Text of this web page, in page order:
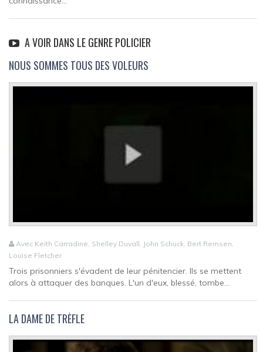
A VOIR DANS LE GENRE POLICIER
NOUS SOMMES TOUS DES VOLEURS
Avec Keith Carradine, Shelley Duvall, John Schuck, Bert Remsen,
Louise Fletcher
Trois prisonniers s'évadent de leur pénitencier. Ils se mettent
alors à attaquer des banques. L'un d'eux, blessé, tombe...
LA DAME DE TRÈFLE